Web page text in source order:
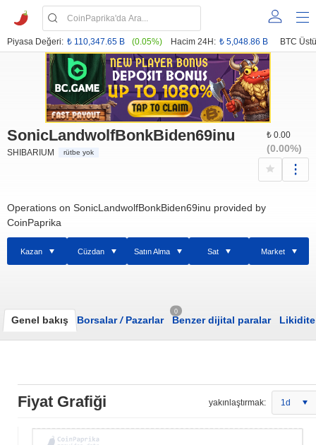
Piyasa Değeri: ₺ 110,347.65 B (0.05%) Hacim 24H: ₺ 5,048.86 B BTC
SonicLandwolfBonkBiden69inu
SHIBARIUM rütbe yok
₺ 0.00
(0.00%)
Operations on SonicLandwolfBonkBiden69inu provided by
CoinPaprika
Kazan Cüzdan Satın Alma Sat Market
Genel bakış Borsalar/Pazarlar
0
Benzer dijital paralar Likidite
Fiyat Grafiği yakınlaştırmak: 1d